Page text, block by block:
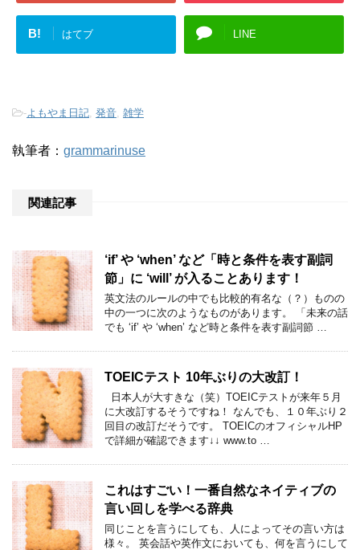
B! はてブ LINE
-よもやま日記 発音 雑学
執筆者： grammarinuse
関連記事
‘if’ や ‘when’ など「時と条件を表す副詞
節」に ‘will’ が入ることあります！
英文法のルールの中でも比較的有名な（？）ものの
中の一つに次のようなものがあります。 「未来の話
でも ‘if’ や ‘when’ など時と条件を表す副詞節 …
TOEICテスト 10年ぶりの大改訂！
日本人が大すきな（笑）TOEICテストが来年５月
に大改訂するそうですね！ なんでも、１０年ぶり２
回目の改訂だそうです。 TOEICのオフィシャルHP
で詳細が確認できます↓↓ www.to …
これはすごい！一番自然なネイティブの
言い回しを学べる辞典
同じことを言うにしても、人によってその言い方は
様々。 英会話や英作文においても、何を言うにして